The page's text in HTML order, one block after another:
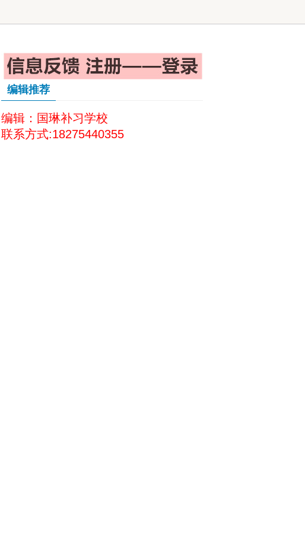
编辑推荐
编辑：国琳补习学校
联系方式:18275440355